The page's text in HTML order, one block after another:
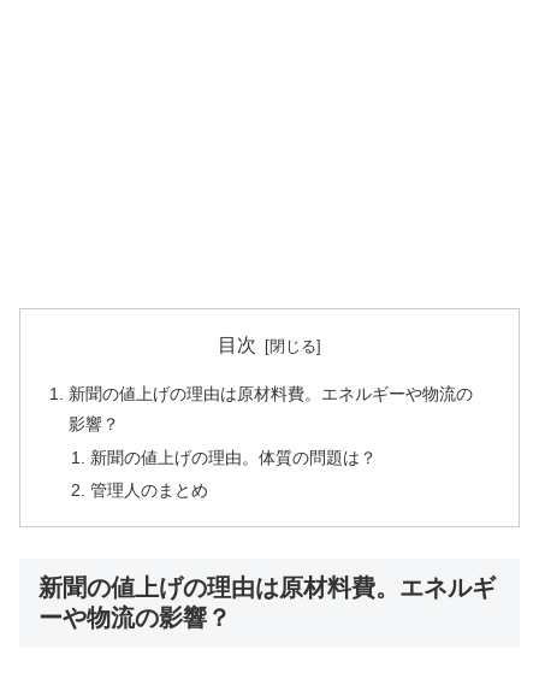
目次
新聞の値上げの理由は原材料費。エネルギーや物流の
影響？
新聞の値上げの理由。体質の問題は？
管理人のまとめ
新聞の値上げの理由は原材料費。エネルギ
ーや物流の影響？